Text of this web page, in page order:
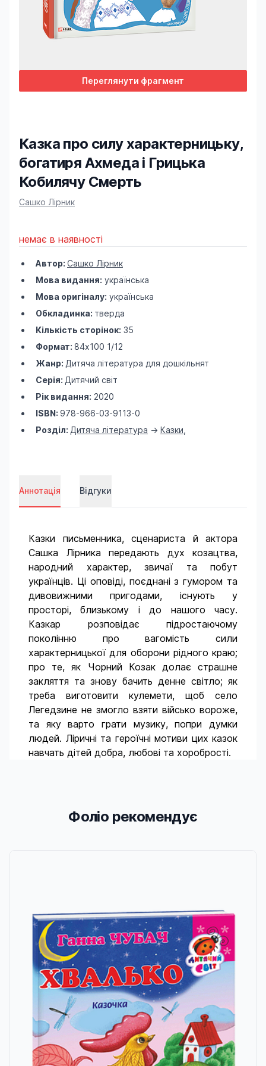
Переглянути фрагмент
Казка про силу характерницьку,
богатиря Ахмеда і Грицька
Кобилячу Смерть
Product information
Сашко Лірник
немає в наявності
Автор: Сашко Лірник
Мова видання: українська
Мова оригіналу: українська
Обкладинка: тверда
Кількість сторінок: 35
Формат: 84х100 1/12
Жанр: Дитяча література для дошкільнят
Серія: Дитячий світ
Рік видання: 2020
ISBN: 978-966-03-9113-0
Розділ: Дитяча література -> Казки
Аннотація Відгуки
Казки письменника, сценариста й актора
Сашка Лірника передають дух козацтва,
народний характер, звичаї та побут
українців. Ці оповіді, поєднані з гумором та
дивовижними пригодами, існують у
просторі, близькому і до нашого часу.
Казкар розповідає підростаючому
поколінню про вагомість сили
характерницької для оборони рідного краю;
про те, як Чорний Козак долає страшне
закляття та знову бачить денне світло; як
треба виготовити кулемети, щоб село
Легедзине не змогло взяти військо вороже,
та яку варто грати музику, попри думки
людей. Ліричні та героїчні мотиви цих казок
навчать дітей добра, любові та хоробрості.
Фоліо рекомендує